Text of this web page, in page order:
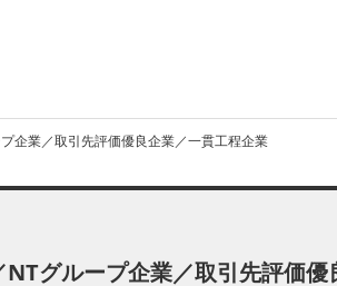
企業／取引先評価優良企業／一貫工程企業
NTグループ企業／取引先評価優